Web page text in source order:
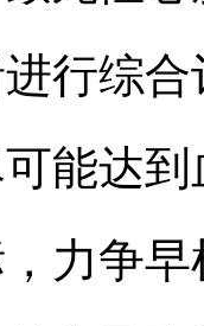
行综
能达
力争